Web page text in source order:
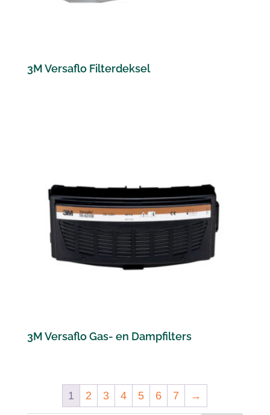
3M Versaflo Filterdeksel
3M Versaflo Gas- en Dampfilters
1 2 3 4 5 6 7 →